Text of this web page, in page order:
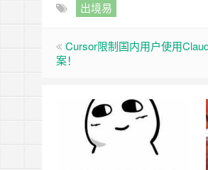
出境易
Cursor限制国内用户使用
案！